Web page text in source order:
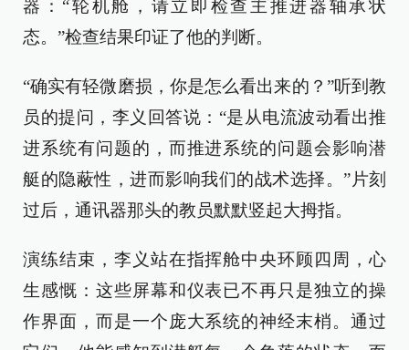
器：“轮机舱，请立即检查主推进器轴承状
态。”检查结果印证了他的判断。
“确实有轻微磨损，你是怎么看出来的？”听到教
员的提问，李义回答说：“是从电流波动看出推
进系统有问题的，而推进系统的问题会影响潜
艇的隐蔽性，进而影响我们的战术选择。”片刻
过后，通讯器那头的教员默默竖起大拇指。
演练结束，李义站在指挥舱中央环顾四周，心
生感慨：这些屏幕和仪表已不再只是独立的操
作界面，而是一个庞大系统的神经末梢。通过